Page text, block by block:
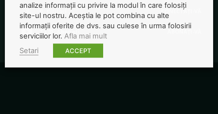
0 Cititori CONECTAȚI-VĂ
2,170 Abonați ABONAȚI-VĂ
analize informații cu privire la modul în care folosiți
site-ul nostru. Aceștia le pot combina cu alte
informații oferite de dvs. sau culese în urma folosirii
serviciilor lor. Afla mai mult
Setari
ACCEPT